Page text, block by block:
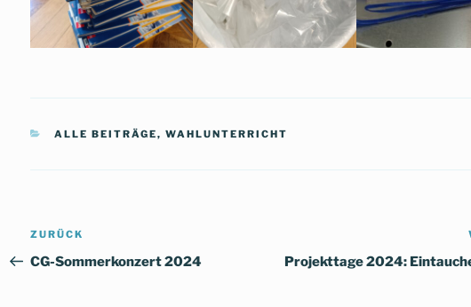
KATEGORIEN
ALLE BEITRÄGE,WAHLUNTERRICHT
Beitragsnavigation
Vorheriger
Beitrag
ZURÜCK
CG-Sommerkonzert 2024
Projekttage 2024: